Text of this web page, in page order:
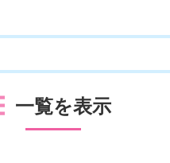
一覧を表示